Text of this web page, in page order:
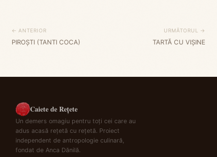
← ANTERIOR
PIROȘTI (TANTI COCA)
URMĂTORUL →
TARTĂ CU VIȘINE
Caiete de Rețete
Un demers omagiu pentru toți cei care au
adus acasă rețetă cu rețetă. Proiect
independent de antropologie culinară,
fondat de Anca Dănilă.